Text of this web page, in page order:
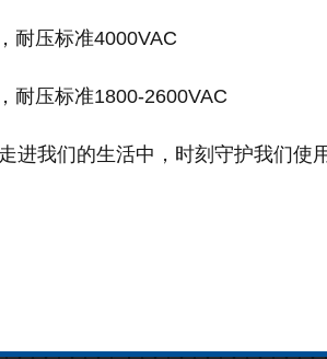
，耐压标准4000VAC
，耐压标准1800-2600VAC
进我们的生活中，时刻守护我们使